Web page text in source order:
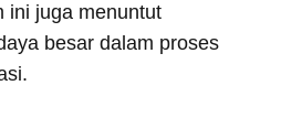
ini juga menuntut
besar dalam proses